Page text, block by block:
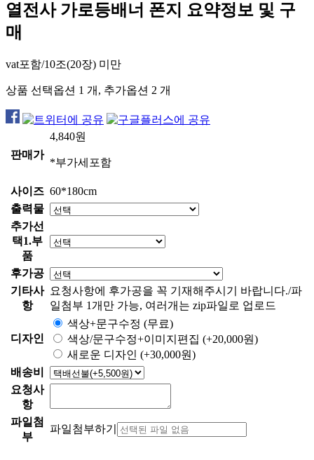
열전사 가로등배너 폰지 요약정보 및 구
매
vat포함/10조(20장) 미만
상품 선택옵션 1 개, 추가옵션 2 개
판매가
4,840원
*부가세포함
사이즈 60*180cm
출력물
추가선
택1.부
품
후가공
기타사
항
요청사항에 후가공을 꼭 기재해주시기 바랍니다./파
일첨부 1개만 가능, 여러개는 zip파일로 업로드
디자인
색상+문구수정 (무료)
색상/문구수정+이미지편집 (+20,000원)
새로운 디자인 (+30,000원)
배송비
요청사
항
파일첨
부
파일첨부하기